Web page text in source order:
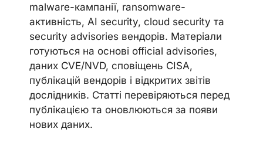
malware-кампанії, ransomware-
активність, AI security, cloud security та
security advisories вендорів. Матеріали
готуються на основі official advisories,
даних CVE/NVD, сповіщень CISA,
публікацій вендорів і відкритих звітів
дослідників. Статті перевіряються перед
публікацією та оновлюються за появи
нових даних.